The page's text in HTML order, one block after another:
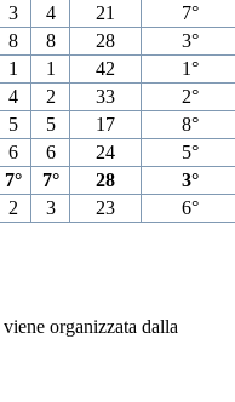
3 4 21
7°
8 8 28
3°
1 1 42
1°
4 2 33
2°
5 5 17
8°
6 6 24
5°
7° 7° 28
3°
2 3 23 6°
viene organizzata dalla